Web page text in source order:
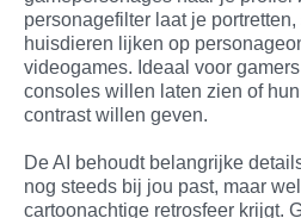
personagefilter laat je portretten,
huisdieren lijken op
videogames. Ideaal voor
consoles willen laten zien of
contrast willen geven.
De AI behoudt belangrijke
nog steeds bij jou past, maar
cartoonachtige retrosfeer krijgt.